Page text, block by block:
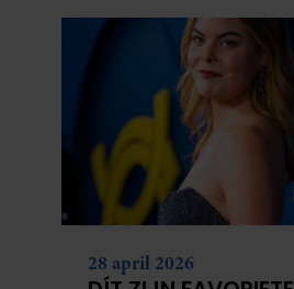
28 april 2026